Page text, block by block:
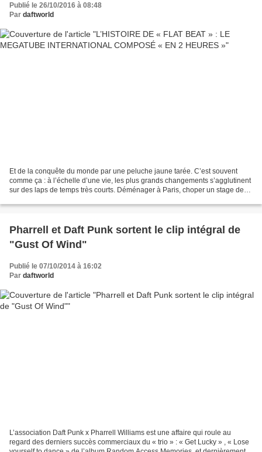
Publié le 26/10/2016 à 08:48
Par daftworld
Et de la conquête du monde par une peluche jaune tarée. C’est souvent
comme ça : à l’échelle d’une vie, les plus grands changements s’agglutinent
sur des laps de temps très courts. Déménager à Paris, choper un stage de
Pharrell et Daft Punk sortent le clip intégral de
"Gust Of Wind"
Publié le 07/10/2014 à 16:02
Par daftworld
L’association Daft Punk x Pharrell Williams est une affaire qui roule au
regard des derniers succès commerciaux du « trio » : « Get Lucky » , « Lose